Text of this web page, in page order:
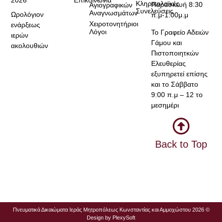
Παρασκευή 8:30
π.μ-1:00μ.μ
Το Γραφείο Αδειών
Γάμου και
Πιστοποιητκών
Ελευθερίας
εξυπηρετεί επίσης
και το Σάββατο
9:00 π.μ – 12 το
μεσημέρι
Back to Top
Αγιογραφικών
Αναγνωσμάτων
Χειροτονητήριοι
Λόγοι
Ωρολόγιον
ενάρξεως
ιερών
ακολουθιών
Κληρικολαϊκές
Συνελεύσεις
Πνευματικά Δικαιώματα Ιεράς Μητροπόλεως Κωνσταντίας και Αμμοχώστου 2026 ©
Design by PlexySoft